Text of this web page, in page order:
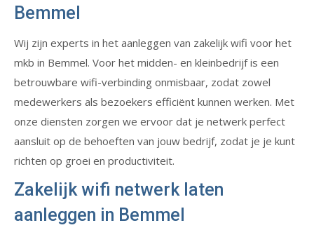
Bemmel
Wij zijn experts in het aanleggen van zakelijk wifi voor het
mkb in Bemmel. Voor het midden- en kleinbedrijf is een
betrouwbare wifi-verbinding onmisbaar, zodat zowel
medewerkers als bezoekers efficiënt kunnen werken. Met
onze diensten zorgen we ervoor dat je netwerk perfect
aansluit op de behoeften van jouw bedrijf, zodat je je kunt
richten op groei en productiviteit.
Zakelijk wifi netwerk laten
aanleggen in Bemmel